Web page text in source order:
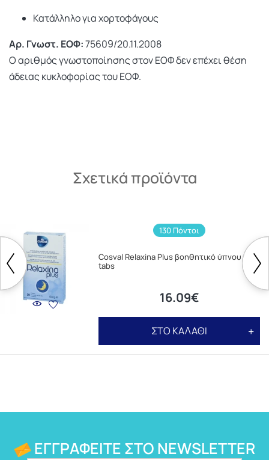
Κατάλληλο για χορτοφάγους
Αρ. Γνωστ. ΕΟΦ:75609/20.11.2008
Ο αριθμός γνωστοποίησης στον ΕΟΦ δεν επέχει θέση
άδειας κυκλοφορίας του ΕΟΦ.
Σχετικά προϊόντα
130 Πόντοι
Cosval Relaxina Plus βοηθητικό ύπνου 20
tabs
16.09€
ΣΤΟ ΚΑΛΑΘΙ
ΕΓΓΡΑΦΕΊΤΕ ΣΤΟ NEWSLETTER